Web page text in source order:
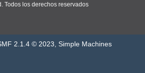
Todos los derechos reservados
2.1.4 © 2023, Simple Machines